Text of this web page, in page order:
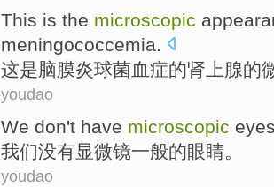
This is the microscopic
meningococcemia.
这是 脑膜炎球菌血症的肾上腺的
youdao
We don't have microscopic
我们没有显微镜一般的眼睛。
youdao